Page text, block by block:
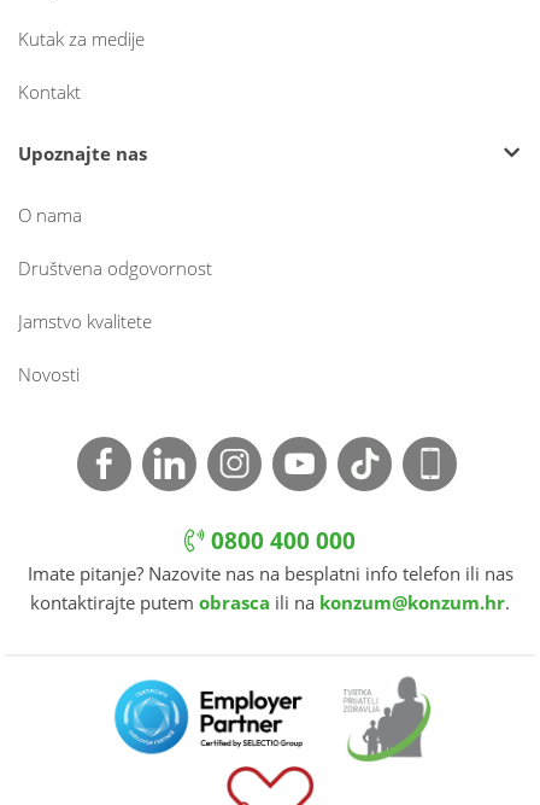
Kutak za medije
Kontakt
Upoznajte nas
O nama
Društvena odgovornost
Jamstvo kvalitete
Novosti
0800 400 000
Imate pitanje? Nazovite nas na besplatni info telefon ili nas
kontaktirajte putem obrasca ili na konzum@konzum.hr.